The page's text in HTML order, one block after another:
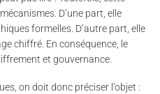
D’une part, elle
formelles. D’autre part, elle
chiffré. En conséquence, le
et gouvernance.
on doit donc préciser l’objet :